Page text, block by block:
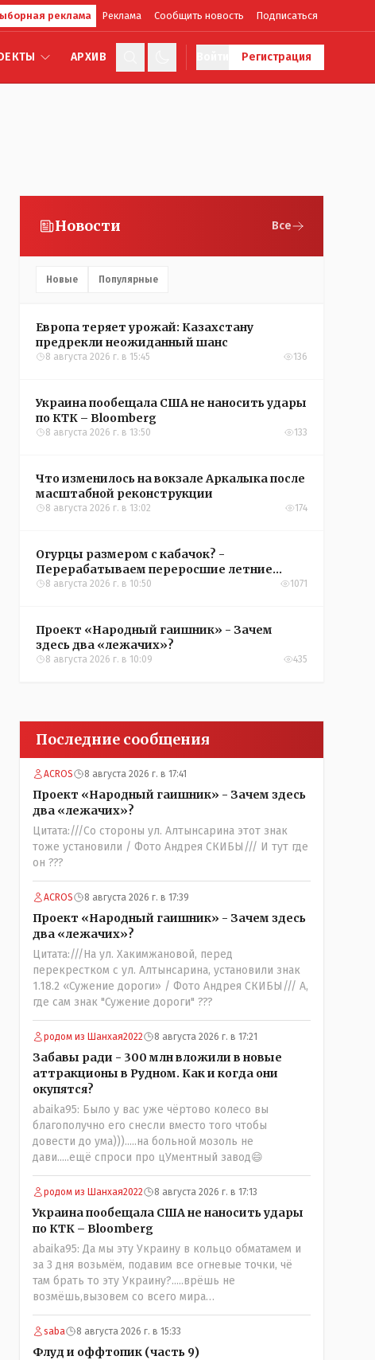
реклама Реклама Сообщить новость Подписаться
АРХИВ Регистрация
Новости Все
Новые Популярные
Европа теряет урожай: Казахстану
предрекли неожиданный шанс
8 августа 2026 г. в 15:45 136
Украина пообещала США не наносить удары
по КТК – Bloomberg
8 августа 2026 г. в 13:50 133
Что изменилось на вокзале Аркалыка после
масштабной реконструкции
8 августа 2026 г. в 13:02 174
Огурцы размером с кабачок? -
Перерабатываем переросшие летние
овощи, чтобы вкусно съесть зимой
8 августа 2026 г. в 10:50 1071
Проект «Народный гаишник» - Зачем
здесь два «лежачих»?
8 августа 2026 г. в 10:09 435
Последние сообщения
ACROS 8 августа 2026 г. в 17:41
Проект «Народный гаишник» - Зачем здесь
два «лежачих»?
Цитата:///Со стороны ул. Алтынсарина этот знак
тоже установили / Фото Андрея СКИБЫ/// И тут где
он ???
ACROS 8 августа 2026 г. в 17:39
Проект «Народный гаишник» - Зачем здесь
два «лежачих»?
Цитата:///На ул. Хакимжановой, перед
перекрестком с ул. Алтынсарина, установили знак
1.18.2 «Сужение дороги» / Фото Андрея СКИБЫ/// А,
где сам знак "Сужение дороги" ???
родом из Шанхая2022 8 августа 2026 г. в 17:21
Забавы ради - 300 млн вложили в новые
аттракционы в Рудном. Как и когда они
окупятся?
abaika95: Было у вас уже чёртово колесо вы
благополучно его снесли вместо того чтобы
довести до ума))).....на больной мозоль не
дави.....ещё спроси про цУментный завод😄
родом из Шанхая2022 8 августа 2026 г. в 17:13
Украина пообещала США не наносить удары
по КТК – Bloomberg
abaika95: Да мы эту Украину в кольцо обматамем и
за 3 дня возьмём, подавим все огневые точки, чё
там брать то эту Украину?.....врёшь не
возмёшь,вызовем со всего мира
ухилянтов,заграница помогает...😀😀.......да abaika95
вопрос к ружью ззнаешь с какой стороны
подходить?
saba 8 августа 2026 г. в 15:33
Флуд и оффтопик (часть 9)